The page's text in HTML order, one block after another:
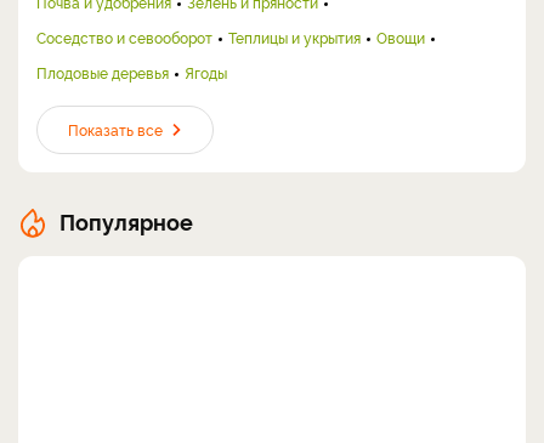
Соседство и севооборот
Теплицы и укрытия
Овощи
Плодовые деревья
Ягоды
Показать все
Популярное